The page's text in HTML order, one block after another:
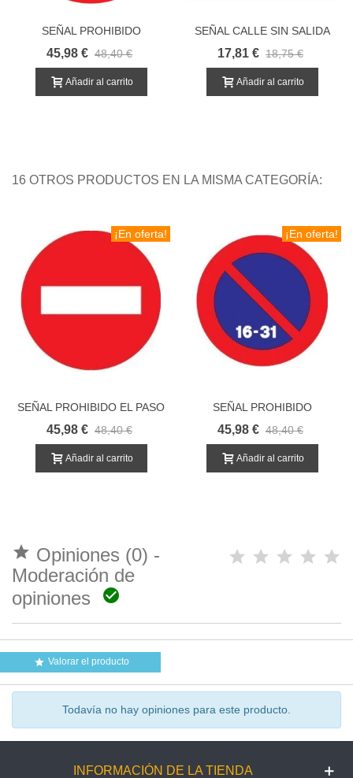
SEÑAL PROHIBIDO
APARCAR O PARAR
45,98 € 48,40 €
Añadir al carrito
SEÑAL CALLE SIN SALIDA
17,81 € 18,75 €
Añadir al carrito
16 OTROS PRODUCTOS EN LA MISMA CATEGORÍA:
¡En oferta!
SEÑAL PROHIBIDO EL PASO
45,98 € 48,40 €
Añadir al carrito
¡En oferta!
SEÑAL PROHIBIDO
APARCAR SGUNDA
45,98 € 48,40 €
Añadir al carrito
 Opiniones (0) -
Moderación de
opiniones

 Valorar el producto
Todavía no hay opiniones para este producto.
INFORMACIÓN DE LA TIENDA